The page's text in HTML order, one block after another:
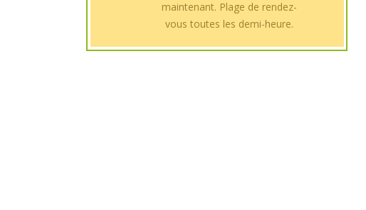
maintenant. Plage de rendez-
vous toutes les demi-heure.